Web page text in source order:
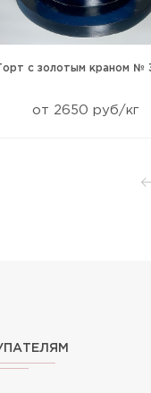
с золотым краном №
от 2650 руб/кг